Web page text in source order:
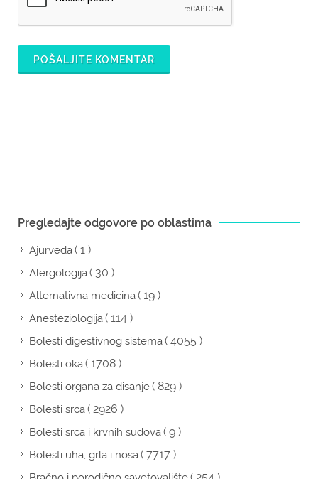
POŠALJITE KOMENTAR
Pregledajte odgovore po oblastima
Ajurveda( 1 )
Alergologija( 30 )
Alternativna medicina( 19 )
Anesteziologija( 114 )
Bolesti digestivnog sistema( 4055 )
Bolesti oka( 1708 )
Bolesti organa za disanje( 829 )
Bolesti srca( 2926 )
Bolesti srca i krvnih sudova( 9 )
Bolesti uha, grla i nosa( 7717 )